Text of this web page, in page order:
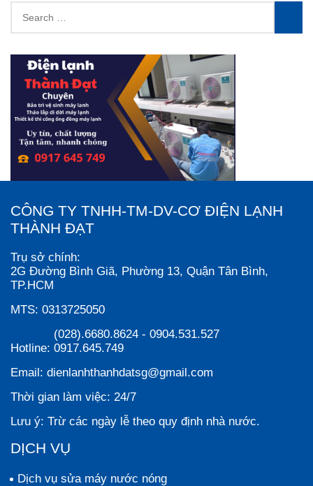
Search
for:
CÔNG TY TNHH-TM-DV-CƠ ĐIỆN LẠNH
THÀNH ĐẠT
Trụ sở chính:
2G Đường Bình Giã, Phường 13, Quận Tân Bình,
TP.HCM
MTS: 0313725050
Hotline:
(028).6680.8624 - 0904.531.527
0917.645.749
Email: dienlanhthanhdatsg@gmail.com
Thời gian làm việc: 24/7
Lưu ý: Trừ các ngày lễ theo quy định nhà nước.
DỊCH VỤ
Dịch vụ sửa máy nước nóng